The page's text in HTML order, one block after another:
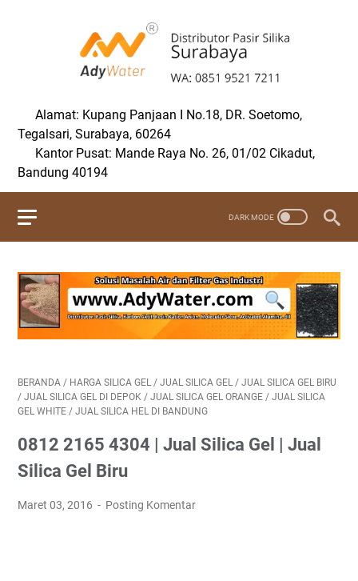
Alamat: Kupang Panjaan I No.18, DR. Soetomo,
Tegalsari, Surabaya, 60264
Kantor Pusat: Mande Raya No. 26, 01/02 Cikadut,
Bandung 40194
BERANDA / HARGA SILICA GEL / JUAL SILICA GEL / JUAL SILICA GEL BIRU
/ JUAL SILICA GEL DI DEPOK / JUAL SILICA GEL ORANGE / JUAL SILICA
GEL WHITE / JUAL SILICA HEL DI BANDUNG
0812 2165 4304 | Jual Silica Gel | Jual
Silica Gel Biru
Maret 03, 2016 Posting Komentar